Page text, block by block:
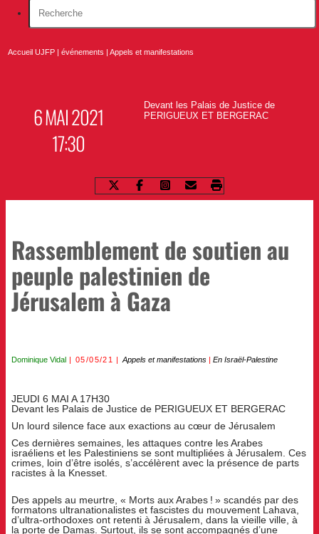
Accueil UJFP |événements |Appels et manifestations
6 MAI 2021
17:30
Devant les Palais de Justice de
PERIGUEUX ET BERGERAC
Rassemblement de soutien au
peuple palestinien de
Jérusalem à Gaza
Dominique Vidal 05/05/21 Appels et manifestations |En Israël-Palestine
JEUDI 6 MAI A 17H30
Devant les Palais de Justice de PERIGUEUX ET BERGERAC
Un lourd silence face aux exactions au cœur de Jérusalem
Ces dernières semaines, les attaques contre les Arabes
israéliens et les Palestiniens se sont multipliées à Jérusalem. Ces
crimes, loin d’être isolés, s’accélèrent avec la présence de parts
racistes à la Knesset.
Des appels au meurtre, « Morts aux Arabes ! » scandés par des
formatons ultranationalistes et fascistes du mouvement Lahava,
d’ultra-orthodoxes ont retenti à Jérusalem, dans la vieille ville, à
la porte de Damas. Surtout, ils se sont accompagnés d’une